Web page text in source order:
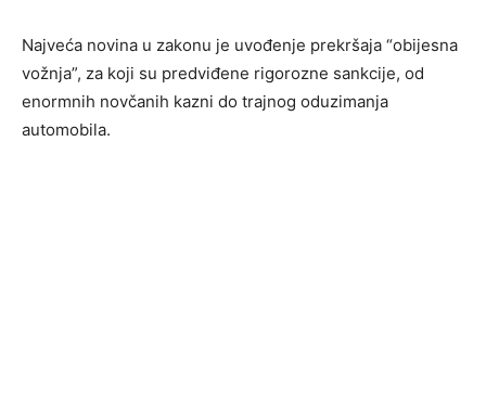
Najveća novina u zakonu je uvođenje prekršaja “obijesna
vožnja”, za koji su predviđene rigorozne sankcije, od
enormnih novčanih kazni do trajnog oduzimanja
automobila.